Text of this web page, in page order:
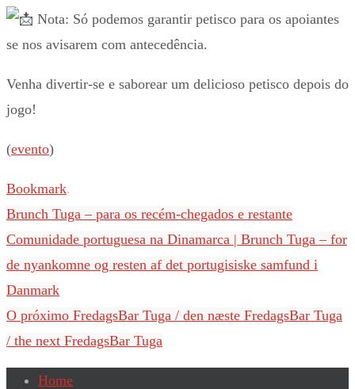
Nota: Só podemos garantir petisco para os apoiantes
se nos avisarem com antecedência.
Venha divertir-se e saborear um delicioso petisco depois do
jogo!
(evento)
Bookmark.
Brunch Tuga – para os recém-chegados e restante
Comunidade portuguesa na Dinamarca | Brunch Tuga – for
de nyankomne og resten af det portugisiske samfund i
Danmark
O próximo FredagsBar Tuga / den næste FredagsBar Tuga
/ the next FredagsBar Tuga
Home